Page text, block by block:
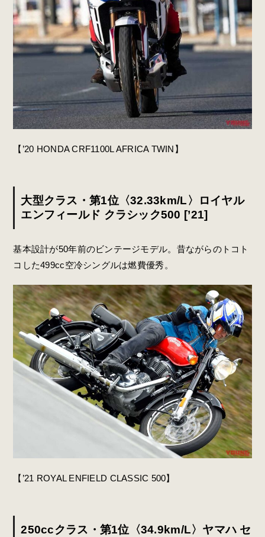
【’20 HONDA CRF1100L AFRICA TWIN】
大型クラス・第1位〈32.33km/L〉ロイヤル
エンフィールド クラシック500 [’21]
基本設計が50年前のビンテージモデル。昔ながらのトコト
コした499cc空冷シングルは燃費優秀。
【’21 ROYAL ENFIELD CLASSIC 500】
250ccクラス・第1位〈34.9km/L〉ヤマハ セ